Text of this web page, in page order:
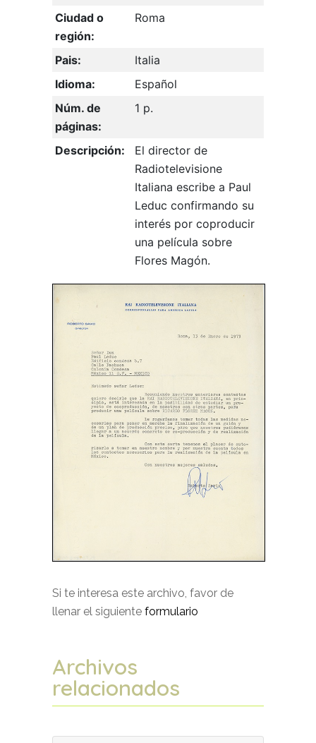
Ciudad o
región:
Roma
Pais:
Italia
Idioma:
Español
Núm. de
páginas:
1 p.
Descripción:
El director de
Radiotelevisione
Italiana escribe a Paul
Leduc confirmando su
interés por coproducir
una película sobre
Flores Magón.
Si te interesa este archivo, favor de
llenar el siguiente formulario
Archivos
relacionados